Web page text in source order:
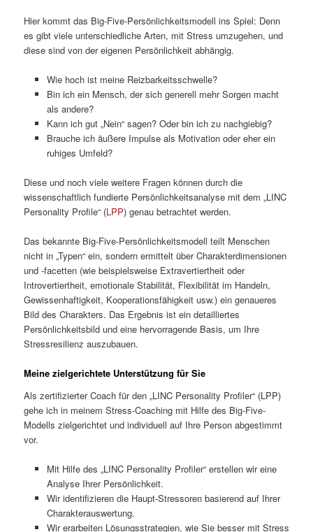
Hier kommt das Big-Five-Persönlichkeitsmodell ins Spiel: Denn
es gibt viele unterschiedliche Arten, mit Stress umzugehen, und
diese sind von der eigenen Persönlichkeit abhängig.
Wie hoch ist meine Reizbarkeitsschwelle?
Bin ich ein Mensch, der sich generell mehr Sorgen macht
als andere?
Kann ich gut „Nein“ sagen? Oder bin ich zu nachgiebig?
Brauche ich äußere Impulse als Motivation oder eher ein
ruhiges Umfeld?
Diese und noch viele weitere Fragen können durch die
wissenschaftlich fundierte Persönlichkeitsanalyse mit dem „LINC
Personality Profile“ (LPP) genau betrachtet werden.
Das bekannte Big-Five-Persönlichkeitsmodell teilt Menschen
nicht in „Typen“ ein, sondern ermittelt über Charakterdimensionen
und -facetten (wie beispielsweise Extravertiertheit oder
Introvertiertheit, emotionale Stabilität, Flexibilität im Handeln,
Gewissenhaftigkeit, Kooperationsfähigkeit usw.) ein genaueres
Bild des Charakters. Das Ergebnis ist ein detailliertes
Persönlichkeitsbild und eine hervorragende Basis, um Ihre
Stressresilienz auszubauen.
Meine zielgerichtete Unterstützung für Sie
Als zertifizierter Coach für den „LINC Personality Profiler“ (LPP)
gehe ich in meinem Stress-Coaching mit Hilfe des Big-Five-
Modells zielgerichtet und individuell auf Ihre Person abgestimmt
vor.
Mit Hilfe des „LINC Personality Profiler“ erstellen wir eine
Analyse Ihrer Persönlichkeit.
Wir identifizieren die Haupt-Stressoren basierend auf Ihrer
Charakterauswertung.
Wir erarbeiten Lösungsstrategien, wie Sie besser mit Stress